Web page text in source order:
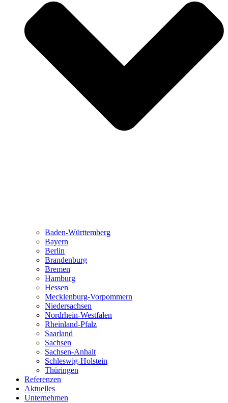
Baden-Württemberg
Bayern
Berlin
Brandenburg
Bremen
Hamburg
Hessen
Mecklenburg-Vorpommern
Niedersachsen
Nordrhein-Westfalen
Rheinland-Pfalz
Saarland
Sachsen
Sachsen-Anhalt
Schleswig-Holstein
Thüringen
Referenzen
Aktuelles
Unternehmen